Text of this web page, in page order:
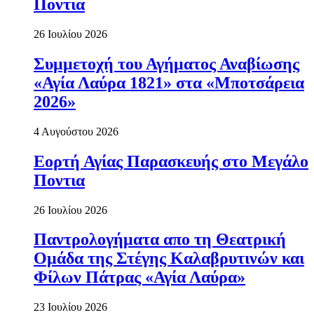
Ποντια
26 Ιουλίου 2026
Συμμετοχή του Αγήματος Αναβίωσης
«Αγία Λαύρα 1821» στα «Μποτσάρεια
2026»
4 Αυγούστου 2026
Εορτή Αγίας Παρασκευής στο Μεγάλο
Ποντια
26 Ιουλίου 2026
Παντρολογήματα απο τη Θεατρική
Ομάδα της Στέγης Καλαβρυτινών και
Φίλων Πάτρας «Αγία Λαύρα»
23 Ιουλίου 2026